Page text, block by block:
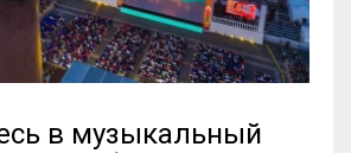
в музыкальный